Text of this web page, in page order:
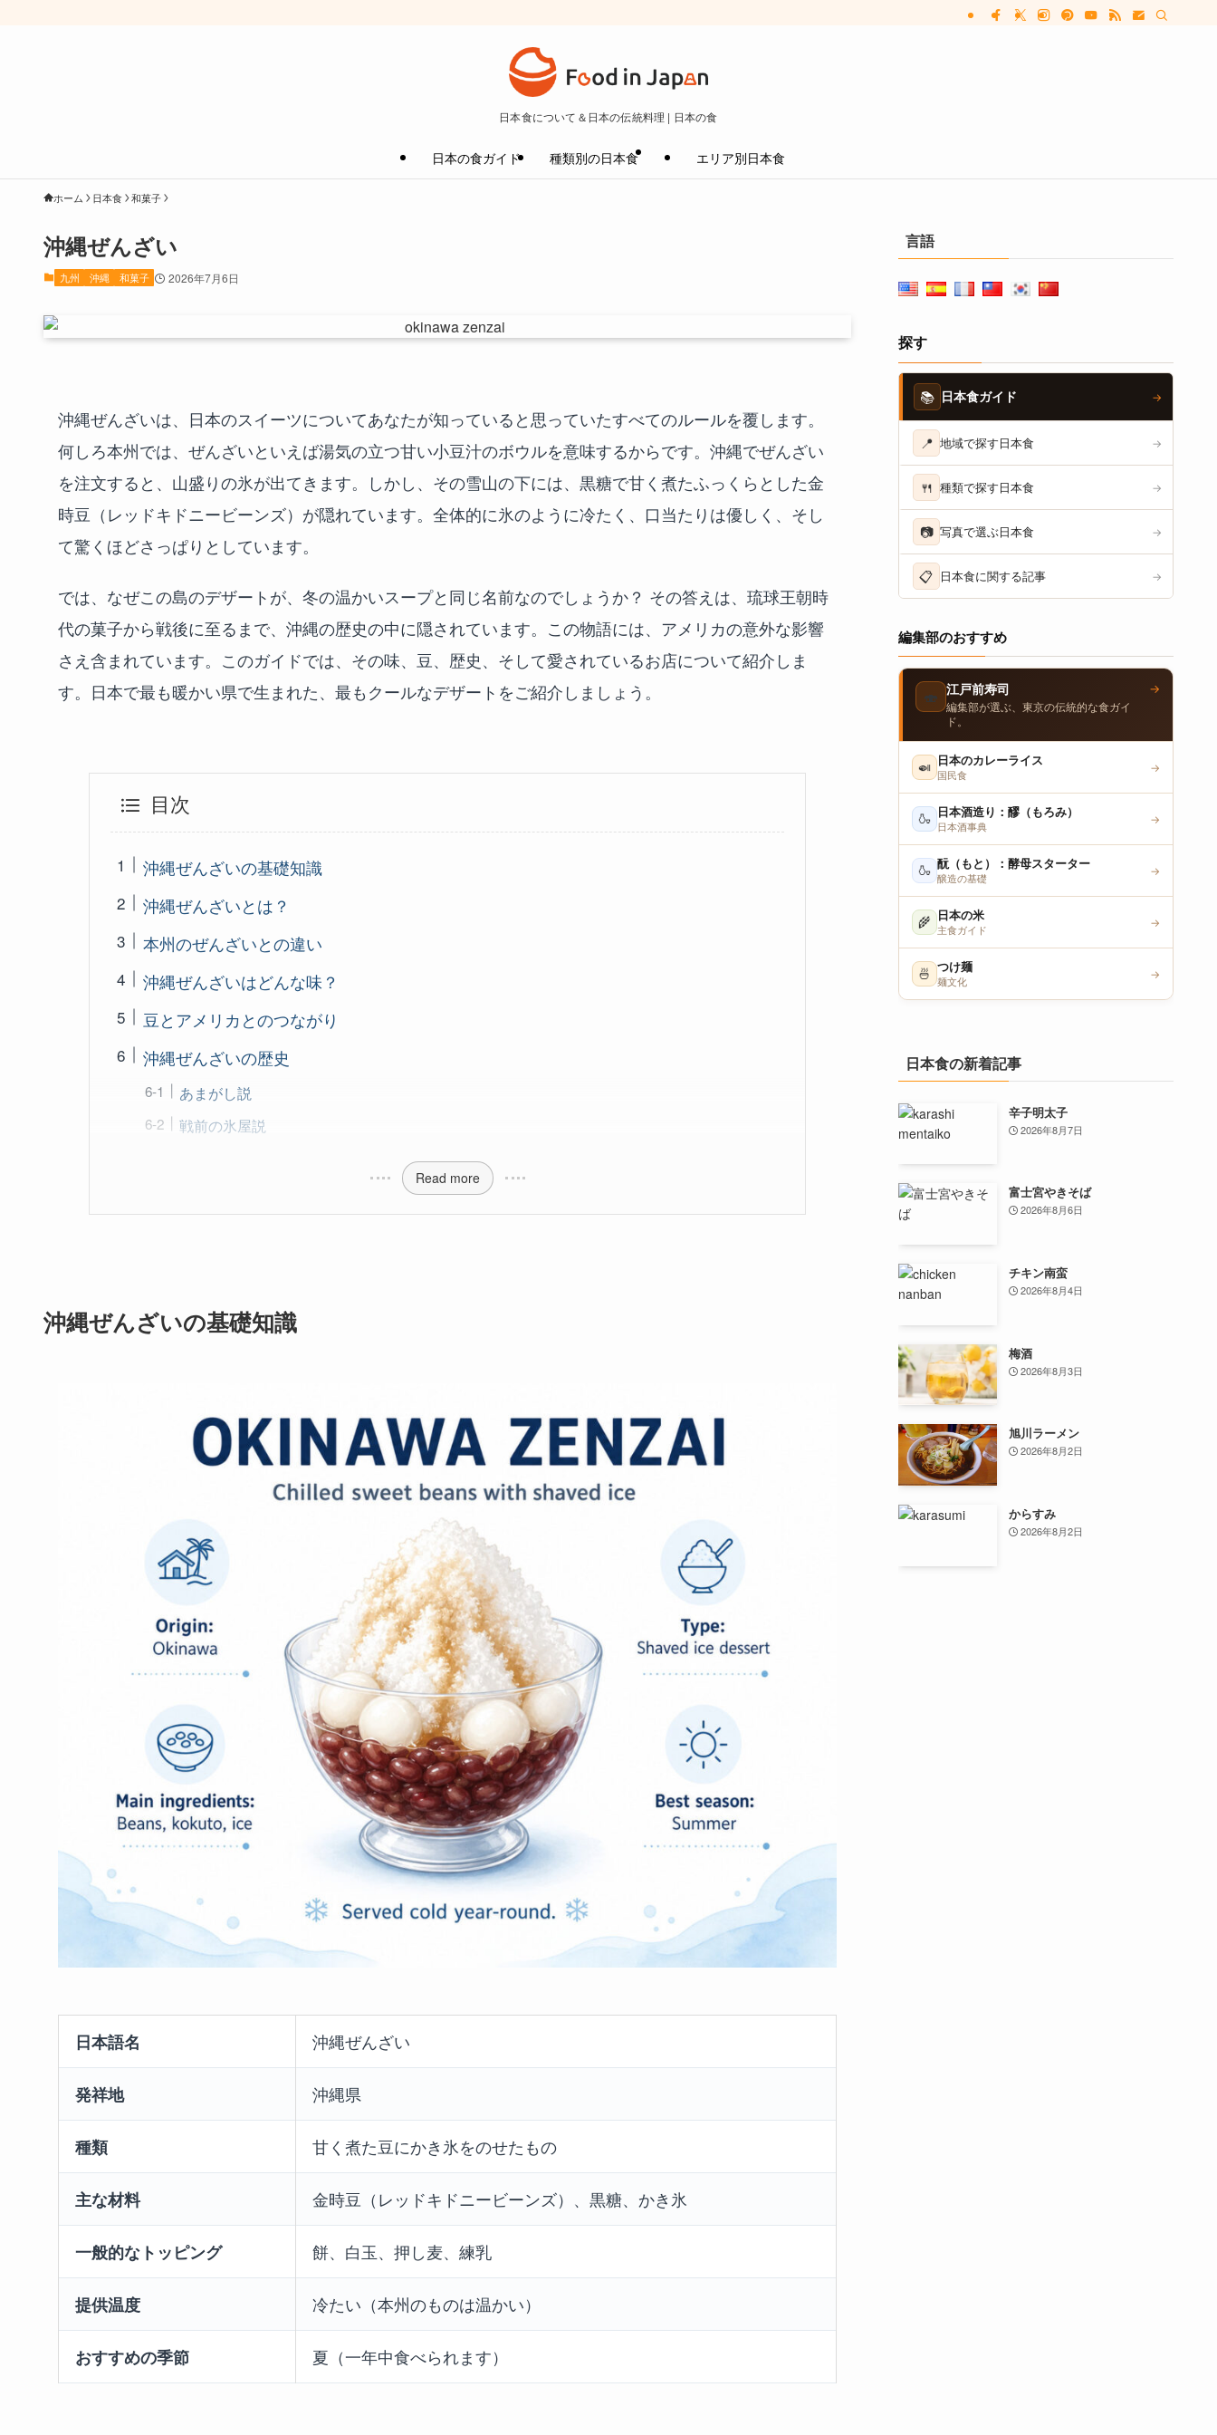
日本食について＆日本の伝統料理 | 日本の食
日本の食ガイド 種類別の日本食 エリア別日本食
ホーム 日本食 和菓子
沖縄ぜんざい
九州 沖縄 和菓子 2026年7月6日
沖縄ぜんざいは、日本のスイーツについてあなたが知っていると思っていたすべてのルールを覆します。
何しろ本州では、ぜんざいといえば湯気の立つ甘い小豆汁のボウルを意味するからです。沖縄でぜんざい
を注文すると、山盛りの氷が出てきます。しかし、その雪山の下には、黒糖で甘く煮たふっくらとした金
時豆（レッドキドニービーンズ）が隠れています。全体的に氷のように冷たく、口当たりは優しく、そし
て驚くほどさっぱりとしています。
では、なぜこの島のデザートが、冬の温かいスープと同じ名前なのでしょうか？ その答えは、琉球王朝時
代の菓子から戦後に至るまで、沖縄の歴史の中に隠されています。この物語には、アメリカの意外な影響
さえ含まれています。このガイドでは、その味、豆、歴史、そして愛されているお店について紹介しま
す。日本で最も暖かい県で生まれた、最もクールなデザートをご紹介しましょう。
目次
沖縄ぜんざいの基礎知識
沖縄ぜんざいとは？
本州のぜんざいとの違い
沖縄ぜんざいはどんな味？
豆とアメリカとのつながり
沖縄ぜんざいの歴史
あまがし説
戦前の氷屋説
Read more
沖縄ぜんざいの基礎知識
日本語名 沖縄ぜんざい
発祥地 沖縄県
種類 甘く煮た豆にかき氷をのせたもの
主な材料 金時豆（レッドキドニービーンズ）、黒糖、かき氷
一般的なトッピング 餅、白玉、押し麦、練乳
提供温度 冷たい（本州のものは温かい）
おすすめの季節 夏（一年中食べられます）
言語
探す
📚 日本食ガイド →
📍 地域で探す日本食 →
🍴 種類で探す日本食 →
📷 写真で選ぶ日本食 →
📋 日本食に関する記事 →
編集部のおすすめ
🍣 江戸前寿司
編集部が選ぶ、東京の伝統的な食ガイ
ド。
→
🍛 日本のカレーライス
国民食
→
🍶 日本酒造り：醪（もろみ）
日本酒事典
→
🍶 酛（もと）：酵母スターター
醸造の基礎
→
🌾 日本の米
主食ガイド
→
🍜 つけ麺
麺文化
→
日本食の新着記事
辛子明太子
2026年8月7日
富士宮やきそば
2026年8月6日
チキン南蛮
2026年8月4日
梅酒
2026年8月3日
旭川ラーメン
2026年8月2日
からすみ
2026年8月2日